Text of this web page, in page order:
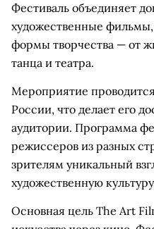
Фестиваль объединяет
художественные
формы творчества — от
танца и театра.
Мероприятие
России, что делает его
аудитории. Программа
режиссеров из разных
зрителям уникальный
художественную
Основная цель The Art